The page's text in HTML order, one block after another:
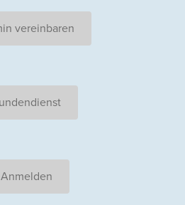
vereinbaren
Anmelden